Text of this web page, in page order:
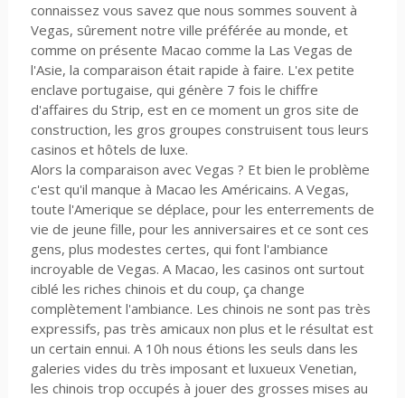
connaissez vous savez que nous sommes souvent à
Vegas, sûrement notre ville préférée au monde, et
comme on présente Macao comme la Las Vegas de
l'Asie, la comparaison était rapide à faire. L'ex petite
enclave portugaise, qui génère 7 fois le chiffre
d'affaires du Strip, est en ce moment un gros site de
construction, les gros groupes construisent tous leurs
casinos et hôtels de luxe.
Alors la comparaison avec Vegas ? Et bien le problème
c'est qu'il manque à Macao les Américains. A Vegas,
toute l'Amerique se déplace, pour les enterrements de
vie de jeune fille, pour les anniversaires et ce sont ces
gens, plus modestes certes, qui font l'ambiance
incroyable de Vegas. A Macao, les casinos ont surtout
ciblé les riches chinois et du coup, ça change
complètement l'ambiance. Les chinois ne sont pas très
expressifs, pas très amicaux non plus et le résultat est
un certain ennui. A 10h nous étions les seuls dans les
galeries vides du très imposant et luxueux Venetian,
les chinois trop occupés à jouer des grosses mises au